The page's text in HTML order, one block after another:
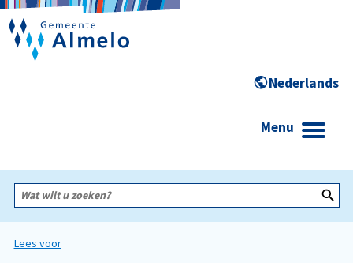
Menu
Wat
wilt
zoeken?
Lees voor